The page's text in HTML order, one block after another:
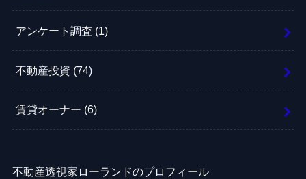
アンケート調査 (1)
不動産投資 (74)
賃貸オーナー (6)
不動産透視家ローランドのプロフィール